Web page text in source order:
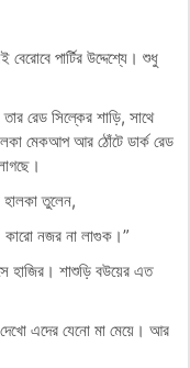
পার্টির উদ্দেশ্যে। শুধু
রেড সিল্কের শাড়ি, সাথে
মেকআপ আর ঠোঁটে ডার্ক রেড
হালকা তুলেন,
কারো নজর না লাগুক।”
হাজির। শাশুড়ি বউয়ের এত
এদের যেনো মা মেয়ে। আর